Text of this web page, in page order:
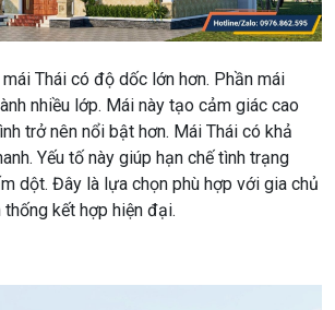
Thái có độ dốc lớn hơn. Phần mái
nhiều lớp. Mái này tạo cảm giác cao
trở nên nổi bật hơn. Mái Thái có khả
Yếu tố này giúp hạn chế tình trạng
dột. Đây là lựa chọn phù hợp với gia chủ
kết hợp hiện đại.